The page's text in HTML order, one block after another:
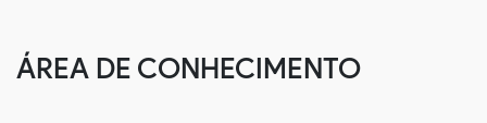
ÁREA DE CONHECIMENTO